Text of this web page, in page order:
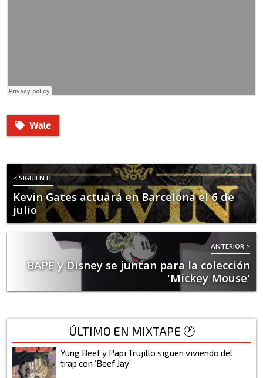
Wale
< SIGUIENTE
Kevin Gates actuará en Barcelona el 6 de
julio
ANTERIOR >
BAPE y Disney se juntan para la colección
'Mickey Mouse'
ÚLTIMO EN MIXTAPE 🕐
Yung Beef y Papi Trujillo siguen viviendo del
trap con ‘Beef Jay’